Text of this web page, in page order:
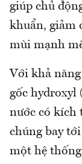
giúp chủ
khuẩn, giảm
mùi mạnh
Với khả
gốc hydroxyl
nước có kích
chúng bay
một hệ